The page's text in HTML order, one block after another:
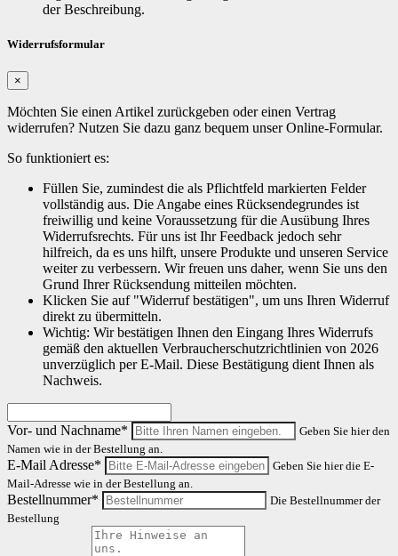
der Beschreibung.
Widerrufsformular
×
Möchten Sie einen Artikel zurückgeben oder einen Vertrag
widerrufen? Nutzen Sie dazu ganz bequem unser Online-Formular.
So funktioniert es:
Füllen Sie, zumindest die als Pflichtfeld markierten Felder
vollständig aus. Die Angabe eines Rücksendegrundes ist
freiwillig und keine Voraussetzung für die Ausübung Ihres
Widerrufsrechts. Für uns ist Ihr Feedback jedoch sehr
hilfreich, da es uns hilft, unsere Produkte und unseren Service
weiter zu verbessern. Wir freuen uns daher, wenn Sie uns den
Grund Ihrer Rücksendung mitteilen möchten.
Klicken Sie auf "Widerruf bestätigen", um uns Ihren Widerruf
direkt zu übermitteln.
Wichtig: Wir bestätigen Ihnen den Eingang Ihres Widerrufs
gemäß den aktuellen Verbraucherschutzrichtlinien von 2026
unverzüglich per E-Mail. Diese Bestätigung dient Ihnen als
Nachweis.
Vor- und Nachname*
Geben Sie hier den
Namen wie in der Bestellung an.
E-Mail Adresse*
Geben Sie hier die E-
Mail-Adresse wie in der Bestellung an.
Bestellnummer*
Die Bestellnummer der
Bestellung